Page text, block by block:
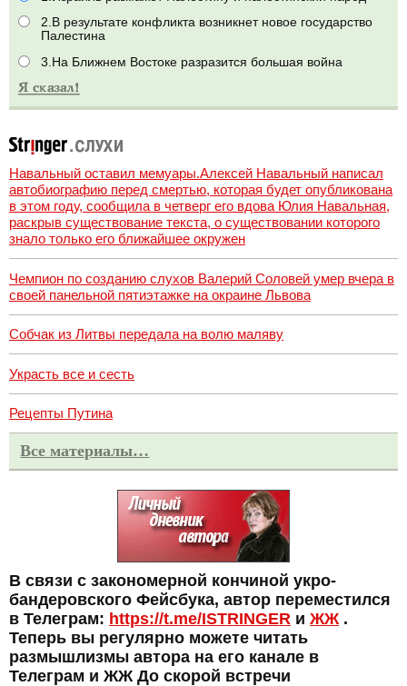
2.В результате конфликта возникнет новое государство
Палестина
3.На Ближнем Востоке разразится большая война
Навальный оставил мемуары.Алексей Навальный написал
автобиографию перед смертью, которая будет опубликована
в этом году, сообщила в четверг его вдова Юлия Навальная,
раскрыв существование текста, о существовании которого
знало только его ближайшее окружен
Чемпион по созданию слухов Валерий Соловей умер вчера в
своей панельной пятиэтажке на окраине Львова
Собчак из Литвы передала на волю маляву
Украсть все и сесть
Рецепты Путина
Все материалы…
В связи с закономерной кончиной укро-
бандеровского Фейсбука, автор переместился
в Телеграм: https://t.me/ISTRINGER и ЖЖ .
Теперь вы регулярно можете читать
размышлизмы автора на его канале в
Телеграм и ЖЖ До скорой встречи